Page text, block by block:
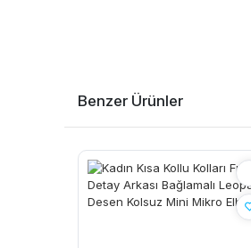
Benzer Ürünler